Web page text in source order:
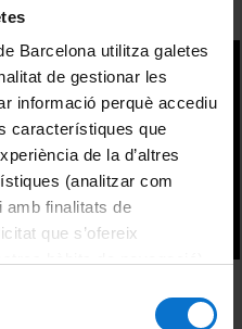
Barcelona utilitza galetes
de gestionar les
informació perquè accediu
característiques que
de la d’altres
(analitzar com
amb finalitats de
que s’ofereix
del lloc web de la
Smart Sensors:
on the same platform